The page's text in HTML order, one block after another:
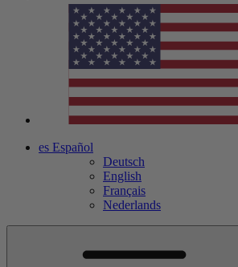
es Español
Deutsch
English
Français
Nederlands